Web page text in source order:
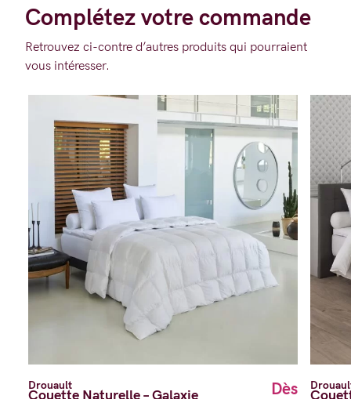
Complétez votre commande
Retrouvez ci-contre d’autres produits qui pourraient
vous intéresser.
Drouault
Couette Naturelle – Galaxie
Dès